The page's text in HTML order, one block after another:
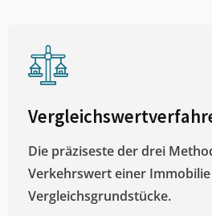
Die präziseste der drei
Verkehrswert einer
Vergleichsgrundstücke.